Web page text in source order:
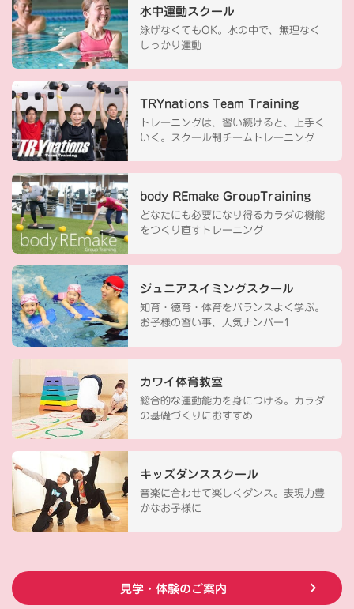
水中運動スクール
泳げなくてもOK。水の中で、無理なく
しっかり運動
TRYnations Team Training
トレーニングは、習い続けると、上手く
いく。スクール制チームトレーニング
body REmake GroupTraining
どなたにも必要になり得るカラダの機能
をつくり直すトレーニング
ジュニアスイミングスクール
知育・徳育・体育をバランスよく学ぶ。
お子様の習い事、人気ナンバー1
カワイ体育教室
総合的な運動能力を身につける。カラダ
の基礎づくりにおすすめ
キッズダンススクール
音楽に合わせて楽しくダンス。表現力豊
かなお子様に
見学・体験のご案内